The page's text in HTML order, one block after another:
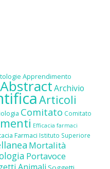
Apprendimento
Archivio
Articoli
Comitato Comitato
Efficacia farmaci
Farmaci Istituto Superiore
Mortalità
Portavoce